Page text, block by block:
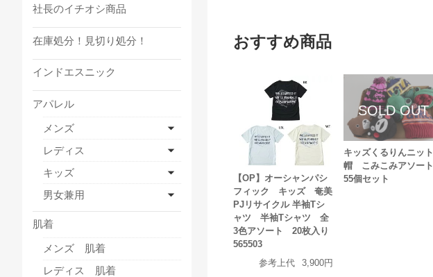
おすすめ商品
【OP】オーシャンパシ
フィック キッズ 奄美
PJリサイクル 半袖Tシ
ャツ 半袖Tシャツ 全
3色アソート 20枚入り
565503
参考上代
3,900円
キッズくるりんニット
帽 こみこみアソート
55個セット
社長のイチオシ商品
在庫処分！見切り処分！
インドエスニック
アパレル
メンズ
レディス
キッズ
男女兼用
肌着
メンズ 肌着
レディス 肌着